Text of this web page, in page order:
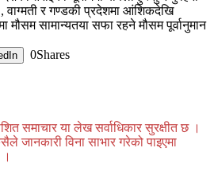
र गण्डकी प्रदेशमा आंशिकदेखि
मौसम सामान्यतया सफा रहने मौसम पूर्वानुमान
0Shares
समाचार या लेख सर्वाधिकार सुरक्षीत छ ।
जानकारी विना साभार गरेको पाइएमा
।